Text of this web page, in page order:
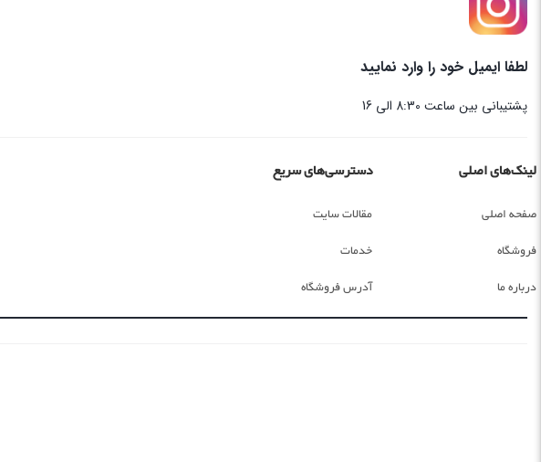
لطفا ایمیل خود را وارد نمایید
پشتیبانی بین ساعت 8:30 الی 16
لینک‌های اصلی
صفحه اصلی
فروشگاه
درباره ما
دسترسی‌های سریع
مقالات سایت
خدمات
آدرس فروشگاه